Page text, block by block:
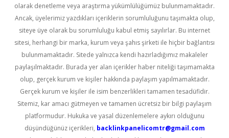
olarak denetleme veya araştırma yükümlülüğümüz bulunmamaktadır.
Ancak, üyelerimiz yazdıkları içeriklerin sorumluluğunu taşımakta olup,
siteye üye olarak bu sorumluluğu kabul etmiş sayılırlar. Bu internet
sitesi, herhangi bir marka, kurum veya şahıs şirketi ile hiçbir bağlantısı
bulunmamaktadır. Sitede yalnızca kendi hazırladığımız makaleler
paylaşılmaktadır. Burada yer alan içerikler haber niteliği taşımamakta
olup, gerçek kurum ve kişiler hakkında paylaşım yapılmamaktadır.
Gerçek kurum ve kişiler ile isim benzerlikleri tamamen tesadüfidir.
Sitemiz, kar amacı gütmeyen ve tamamen ücretsiz bir bilgi paylaşım
platformudur. Hukuka ve yasal düzenlemelere aykırı olduğunu
düşündüğünüz içerikleri, backlinkpanelicomtr@gmail.com